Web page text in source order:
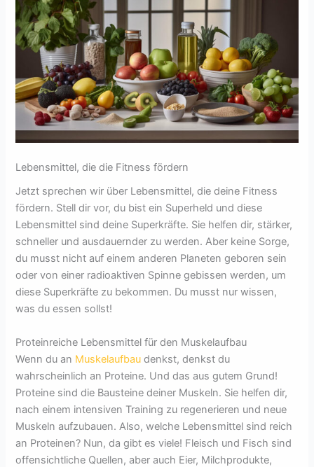
Lebensmittel, die die Fitness fördern
Jetzt sprechen wir über Lebensmittel, die deine Fitness
fördern. Stell dir vor, du bist ein Superheld und diese
Lebensmittel sind deine Superkräfte. Sie helfen dir, stärker,
schneller und ausdauernder zu werden. Aber keine Sorge,
du musst nicht auf einem anderen Planeten geboren sein
oder von einer radioaktiven Spinne gebissen werden, um
diese Superkräfte zu bekommen. Du musst nur wissen,
was du essen sollst!
Proteinreiche Lebensmittel für den Muskelaufbau
Wenn du an Muskelaufbau denkst, denkst du
wahrscheinlich an Proteine. Und das aus gutem Grund!
Proteine sind die Bausteine deiner Muskeln. Sie helfen dir,
nach einem intensiven Training zu regenerieren und neue
Muskeln aufzubauen. Also, welche Lebensmittel sind reich
an Proteinen? Nun, da gibt es viele! Fleisch und Fisch sind
offensichtliche Quellen, aber auch Eier, Milchprodukte,